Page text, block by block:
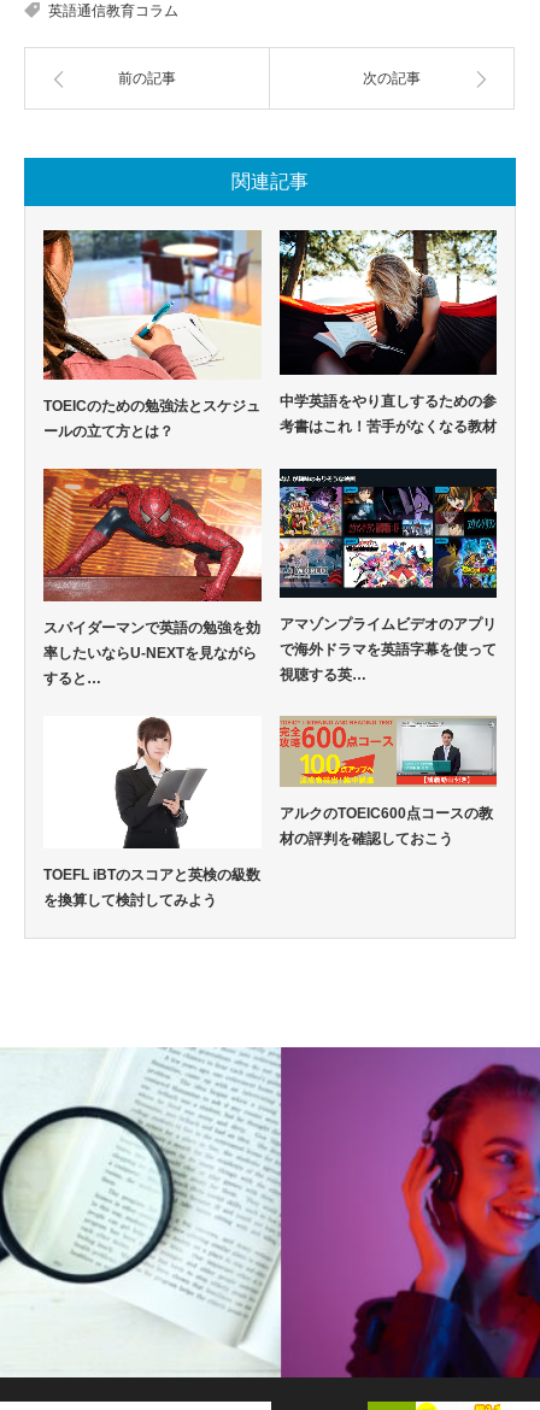
英語通信教育コラム
前の記事 次の記事
関連記事
TOEICのための勉強法とスケジュ
ールの立て方とは？
中学英語をやり直しするための参
考書はこれ！苦手がなくなる教材
スパイダーマンで英語の勉強を効
率したいならU-NEXTを見ながら
すると…
アマゾンプライムビデオのアプリ
で海外ドラマを英語字幕を使って
視聴する英…
TOEFL iBTのスコアと英検の級数
を換算して検討してみよう
アルクのTOEIC600点コースの教
材の評判を確認しておこう